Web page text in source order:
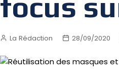
La Rédaction 28/09/2020